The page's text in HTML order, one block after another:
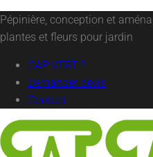
Pépinière, conception et
plantes et fleurs pour jardin
CAP VERT ?
Demander devis
Contact